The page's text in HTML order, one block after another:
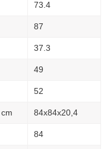
73.4
87
37.3
49
52
84x84х20,4
84